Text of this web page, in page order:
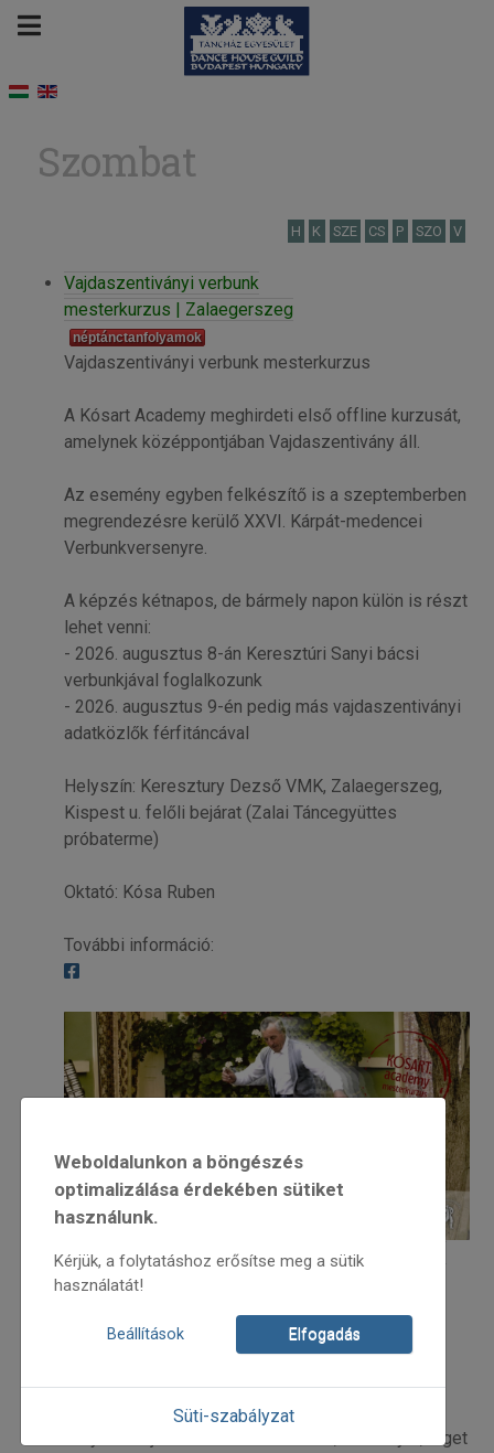
Szombat
H K SZE CS P SZO V
Vajdaszentiványi verbunk
mesterkurzus | Zalaegerszeg
néptánctanfolyamok
Vajdaszentiványi verbunk mesterkurzus
A Kósart Academy meghirdeti első offline kurzusát,
amelynek középpontjában Vajdaszentivány áll.
Az esemény egyben felkészítő is a szeptemberben
megrendezésre kerülő XXVI. Kárpát-medencei
Verbunkversenyre.
A képzés kétnapos, de bármely napon külön is részt
lehet venni:
- 2026. augusztus 8-án Keresztúri Sanyi bácsi
verbunkjával foglalkozunk
- 2026. augusztus 9-én pedig más vajdaszentiványi
adatközlők férfitáncával
Helyszín: Keresztury Dezső VMK, Zalaegerszeg,
Kispest u. felőli bejárat (Zalai Táncegyüttes
próbaterme)
Oktató: Kósa Ruben
További információ:
Néptáncképzés - Vajdaszentiványi páros táncok -
Győr | Győr
Néptáncképzés - Vajdaszentiványi páros táncok
Néptánckurzus és táncház
Helyszín: Újvárosi Művelődési Ház, 9025 Győr, Liget
Weboldalunkon a böngészés
optimalizálása érdekében sütiket
használunk.
Kérjük, a folytatáshoz erősítse meg a sütik
használatát!
Beállítások Elfogadás
Süti-szabályzat